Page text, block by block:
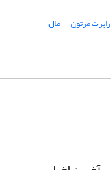
رابرت مرتون
مال